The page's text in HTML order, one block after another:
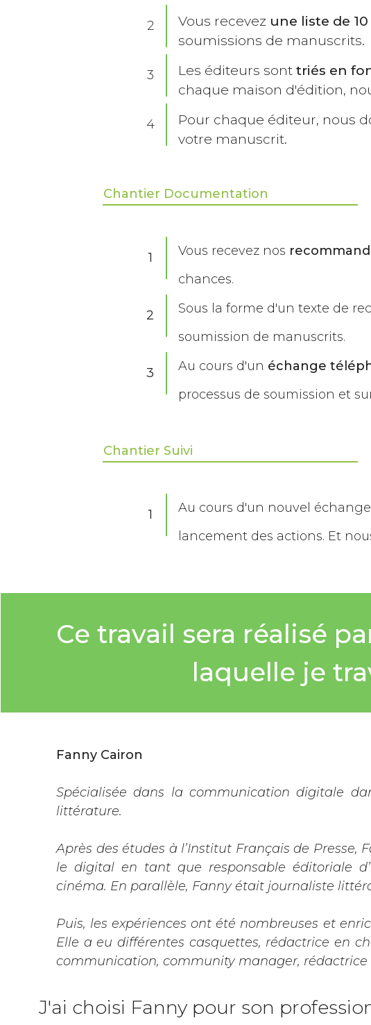
2 Vous recevez une liste de
soumissions de manuscrits.
3 Les éditeurs sont triés en
chaque maison d'édition,
4
Pour chaque éditeur, nous
votre manuscrit.
Chantier Documentation
1 Vous recevez nos
chances.
2
Sous la forme d'un texte de
soumission de manuscrits.
3 Au cours d'un échange
processus de soumission et
Chantier Suivi
1 Au cours d'un nouvel
lancement des actions. Et
Ce travail sera réalisé
laquelle je
Fanny Cairon
Spécialisée dans la communication digitale
littérature.
Après des études à l’Institut Français de Presse,
le digital en tant que responsable éditoriale
cinéma. En parallèle, Fanny était journaliste
Puis, les expériences ont été nombreuses et
Elle a eu différentes casquettes, rédactrice en
communication, community manager, rédactrice
J'ai choisi Fanny pour son